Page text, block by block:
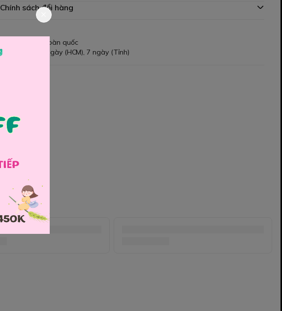
Chính sách đổi hàng
Giao hàng toàn quốc
Đổi hàng 3 ngày (HCM), 7 ngày (Tỉnh)